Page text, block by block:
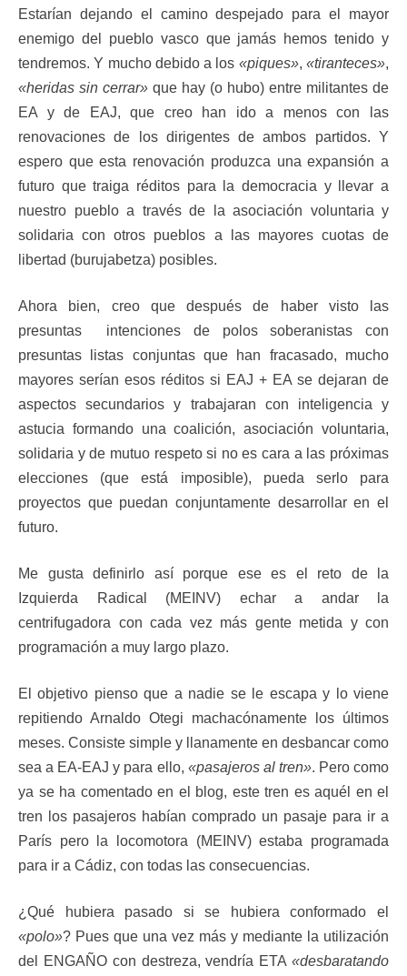
Estarían dejando el camino despejado para el mayor
enemigo del pueblo vasco que jamás hemos tenido y
tendremos. Y mucho debido a los «piques»,«tiranteces»,
«heridas sin cerrar» que hay (o hubo) entre militantes de
EA y de EAJ, que creo han ido a menos con las
renovaciones de los dirigentes de ambos partidos. Y
espero que esta renovación produzca una expansión a
futuro que traiga réditos para la democracia y llevar a
nuestro pueblo a través de la asociación voluntaria y
solidaria con otros pueblos a las mayores cuotas de
libertad (burujabetza) posibles.
Ahora bien, creo que después de haber visto las
presuntas intenciones de polos soberanistas con
presuntas listas conjuntas que han fracasado, mucho
mayores serían esos réditos si EAJ + EA se dejaran de
aspectos secundarios y trabajaran con inteligencia y
astucia formando una coalición, asociación voluntaria,
solidaria y de mutuo respeto si no es cara a las próximas
elecciones (que está imposible), pueda serlo para
proyectos que puedan conjuntamente desarrollar en el
futuro.
Me gusta definirlo así porque ese es el reto de la
Izquierda Radical (MEINV) echar a andar la
centrifugadora con cada vez más gente metida y con
programación a muy largo plazo.
El objetivo pienso que a nadie se le escapa y lo viene
repitiendo Arnaldo Otegi machacónamente los últimos
meses. Consiste simple y llanamente en desbancar como
sea a EA-EAJ y para ello, «pasajeros al tren». Pero como
ya se ha comentado en el blog, este tren es aquél en el
tren los pasajeros habían comprado un pasaje para ir a
París pero la locomotora (MEINV) estaba programada
para ir a Cádiz, con todas las consecuencias.
¿Qué hubiera pasado si se hubiera conformado el
«polo»? Pues que una vez más y mediante la utilización
del ENGAÑO con destreza, vendría ETA «desbaratando